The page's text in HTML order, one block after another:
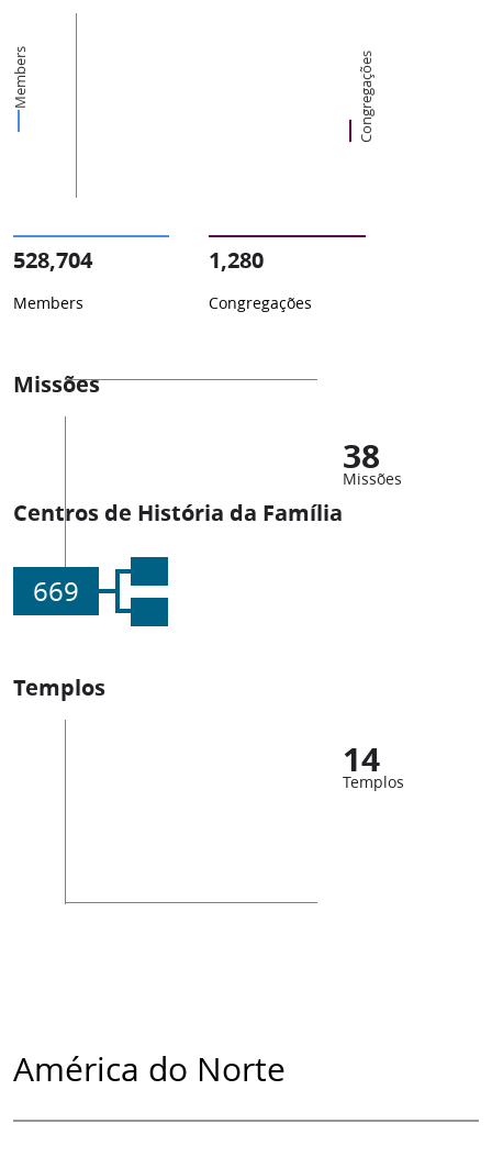
Members Congregações
528,704
Members
1,280
Congregações
Missões
38
Missões
Centros de História da Família
669
Templos
14
Templos
América do Norte